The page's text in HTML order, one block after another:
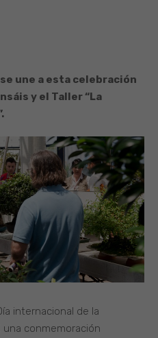
une a esta celebración
y el Taller “La
internacional de la
una conmemoración